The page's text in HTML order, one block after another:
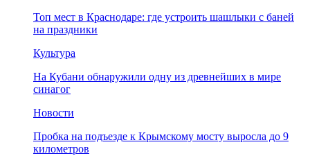
Топ мест в Краснодаре: где устроить шашлыки с баней
на праздники
Культура
На Кубани обнаружили одну из древнейших в мире
синагог
Новости
Пробка на подъезде к Крымскому мосту выросла до 9
километров